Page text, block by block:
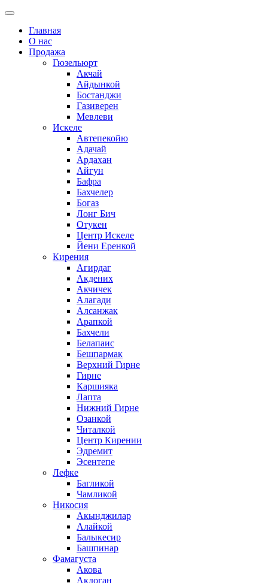
Главная
О нас
Продажа
Гюзельюрт
Акчай
Айдынкой
Бостанджи
Газиверен
Мевлеви
Искеле
Автепекойю
Адачай
Ардахан
Айгун
Бафра
Бахчелер
Богаз
Лонг Бич
Отукен
Центр Искеле
Йени Еренкой
Кирения
Агирдаг
Акдених
Акчичек
Алагади
Алсанжак
Арапкой
Бахчели
Белапаис
Бешпармак
Верхний Гирне
Гирне
Каршияка
Лапта
Нижний Гирне
Озанкой
Читалкой
Центр Кирении
Эдремит
Эсентепе
Лефке
Багликой
Чамликой
Никосия
Акынджилар
Алайкой
Балыкесир
Башпинар
Фамагуста
Акова
Акдоган